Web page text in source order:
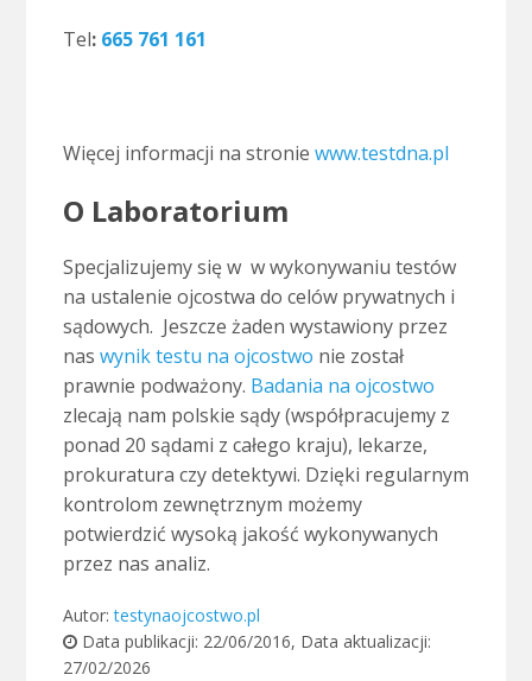
Tel: 665 761 161
Więcej informacji na stronie www.testdna.pl
O Laboratorium
Specjalizujemy się w w wykonywaniu testów
na ustalenie ojcostwa do celów prywatnych i
sądowych. Jeszcze żaden wystawiony przez
nas wynik testu na ojcostwo nie został
prawnie podważony. Badania na ojcostwo
zlecają nam polskie sądy (współpracujemy z
ponad 20 sądami z całego kraju), lekarze,
prokuratura czy detektywi. Dzięki regularnym
kontrolom zewnętrznym możemy
potwierdzić wysoką jakość wykonywanych
przez nas analiz.
Autor:testynaojcostwo.pl
Data publikacji: 22/06/2016, Data aktualizacji:
27/02/2026